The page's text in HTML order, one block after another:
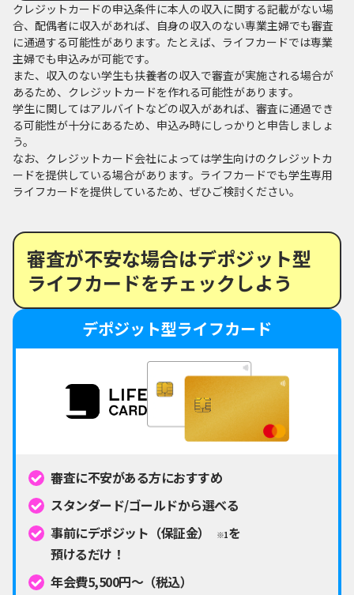
クレジットカードの申込条件に本人の収入に関する記載がない場
合、配偶者に収入があれば、自身の収入のない専業主婦でも審査
に通過する可能性があります。たとえば、ライフカードでは専業
主婦でも申込みが可能です。
また、収入のない学生も扶養者の収入で審査が実施される場合が
あるため、クレジットカードを作れる可能性があります。
学生に関してはアルバイトなどの収入があれば、審査に通過でき
る可能性が十分にあるため、申込み時にしっかりと申告しましょ
う。
なお、クレジットカード会社によっては学生向けのクレジットカ
ードを提供している場合があります。ライフカードでも学生専用
ライフカードを提供しているため、ぜひご検討ください。
審査が不安な場合はデポジット型
ライフカードをチェックしよう
デポジット型ライフカード
審査に不安がある方におすすめ
スタンダード/ゴールドから選べる
事前にデポジット（保証金）
※1を
預けるだけ！
年会費5,500円～（税込）